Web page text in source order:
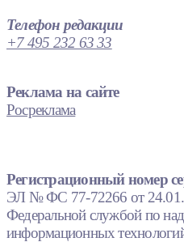
Телефон редакции
+7 495 232 63 33
Реклама на сайте
Росреклама
Регистрационный номер
ЭЛ № ФС 77-72266 от
Федеральной службой по
информационных